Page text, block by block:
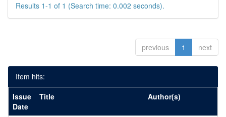
Results 1-1 of 1 (Search time: 0.002 seconds).
previous 1 next
Item hits:
Issue
Date
Title Author(s)